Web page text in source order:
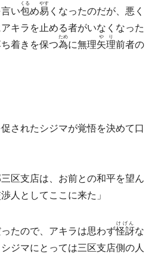
い包
くる
め易
やす
くなったのだが、悪く
キラを止める者がいなくなった
着きを保つ為
ため
に無理矢理
やり
前者の
されたシジマが覚悟を決めて口
三区支店は、お前との和平を望ん
人としてここに来た」
たので、アキラは思わず怪訝
けげん
な
ジマにとっては三区支店側の人